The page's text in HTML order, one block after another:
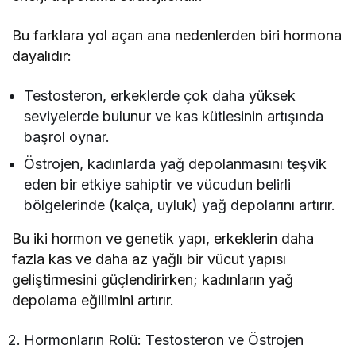
Bu farklara yol açan ana nedenlerden biri hormona
dayalıdır:
Testosteron, erkeklerde çok daha yüksek
seviyelerde bulunur ve kas kütlesinin artışında
başrol oynar.
Östrojen, kadınlarda yağ depolanmasını teşvik
eden bir etkiye sahiptir ve vücudun belirli
bölgelerinde (kalça, uyluk) yağ depolarını artırır.
Bu iki hormon ve genetik yapı, erkeklerin daha
fazla kas ve daha az yağlı bir vücut yapısı
geliştirmesini güçlendirirken; kadınların yağ
depolama eğilimini artırır.
Hormonların Rolü: Testosteron ve Östrojen